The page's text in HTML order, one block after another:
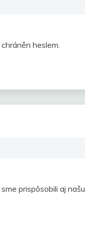
heslem.
prispôsobili aj našu